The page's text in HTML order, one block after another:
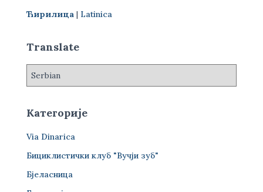
а
а
Ћирилица | Latinica
Translate
Категорије
Via Dinarica
Бициклистички клуб "Вучји зуб"
Бјеласница